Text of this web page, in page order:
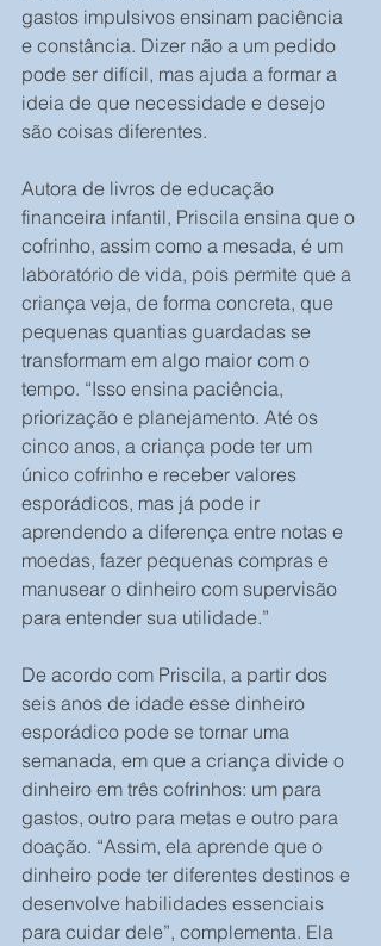
gastos impulsivos ensinam paciência
e constância. Dizer não a um pedido
pode ser difícil, mas ajuda a formar a
ideia de que necessidade e desejo
são coisas diferentes.
Autora de livros de educação
financeira infantil, Priscila ensina que o
cofrinho, assim como a mesada, é um
laboratório de vida, pois permite que a
criança veja, de forma concreta, que
pequenas quantias guardadas se
transformam em algo maior com o
tempo. “Isso ensina paciência,
priorização e planejamento. Até os
cinco anos, a criança pode ter um
único cofrinho e receber valores
esporádicos, mas já pode ir
aprendendo a diferença entre notas e
moedas, fazer pequenas compras e
manusear o dinheiro com supervisão
para entender sua utilidade.”
De acordo com Priscila, a partir dos
seis anos de idade esse dinheiro
esporádico pode se tornar uma
semanada, em que a criança divide o
dinheiro em três cofrinhos: um para
gastos, outro para metas e outro para
doação. “Assim, ela aprende que o
dinheiro pode ter diferentes destinos e
desenvolve habilidades essenciais
para cuidar dele”, complementa. Ela